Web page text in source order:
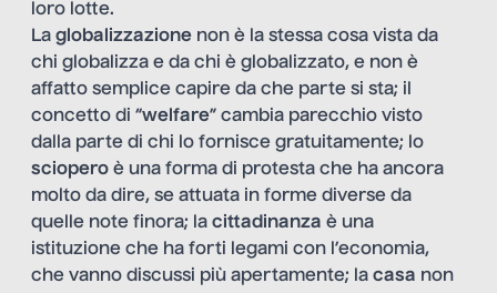
loro lotte.
La globalizzazione non è la stessa cosa vista da
chi globalizza e da chi è globalizzato, e non è
affatto semplice capire da che parte si sta; il
concetto di “welfare” cambia parecchio visto
dalla parte di chi lo fornisce gratuitamente; lo
sciopero è una forma di protesta che ha ancora
molto da dire, se attuata in forme diverse da
quelle note finora; la cittadinanza è una
istituzione che ha forti legami con l’economia,
che vanno discussi più apertamente; la casa non